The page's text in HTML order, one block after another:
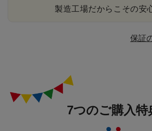
製造工場だからこその安
保証
7つのご購入特